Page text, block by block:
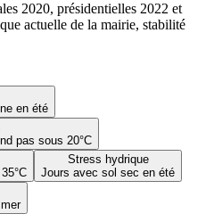
en été
pas sous 20°C
Stress hydrique
Jours avec sol sec en été
2020, présidentielles 2022 et
actuelle de la mairie, stabilité